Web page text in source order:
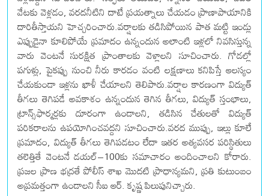
వేటకు వెళ్లడం, వరదనీటిని దాటే ప్రయత్నాలు చేయడం ప్రాణాపాయానికి
దారితీస్తాయని హెచ్చరించారు.వర్షాలకు తడిసిపోయిన పాత మట్టి ఇండ్లు
ఎప్పుడైనా కూలిపోయే ప్రమాదం ఉన్నందున అలాంటి ఇళ్లలో నివసిస్తున్న
వారు వెంటనే సురక్షిత ప్రాంతాలకు వెళ్లాలని సూచించారు. గోడల్లో
పగుళ్లు, పైకప్పు నుంచి నీరు కారడం వంటి లక్షణాలు కనిపిస్తే ఆలస్యం
చేయకుండా ఇళ్లను ఖాళీ చేయాలని తెలిపారు.వర్షాల కారణంగా విద్యుత్
తీగలు తెగిపడే అవకాశం ఉన్నందున తెగిన తీగలు, విద్యుత్ స్తంభాలు,
ట్రాన్స్‌ఫార్మర్లకు దూరంగా ఉండాలని, తడిసిన చేతులతో విద్యుత్
పరికరాలను ఉపయోగించవద్దని సూచించారు.వరద ముప్పు, ఇల్లు కూలే
ప్రమాదం, విద్యుత్ తీగలు తెగిపడటం లేదా ఇతర అత్యవసర పరిస్థితులు
తలెత్తితే వెంటనే డయల్–100కు సమాచారం అందించాలని కోరారు.
ప్రజల ప్రాణ భద్రతే పోలీస్ శాఖ మొదటి ప్రాధాన్యమని, ప్రతి కుటుంబం
అప్రమత్తంగా ఉండాలని సీఐ ఆర్. కృష్ణ పిలుపునిచ్చారు.